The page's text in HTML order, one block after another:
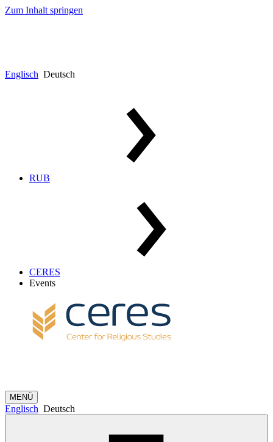
Zum Inhalt springen
Englisch Deutsch
RUB
CERES
Events
MENÜ
Englisch Deutsch